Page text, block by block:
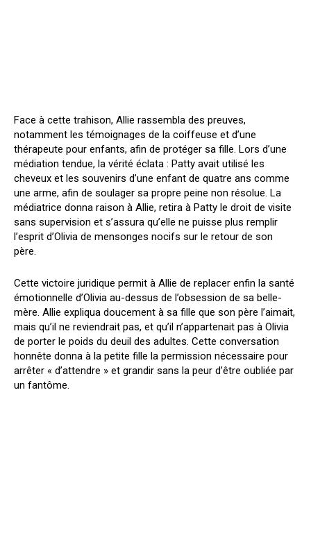
Face à cette trahison, Allie rassembla des preuves,
notamment les témoignages de la coiffeuse et d’une
thérapeute pour enfants, afin de protéger sa fille. Lors d’une
médiation tendue, la vérité éclata : Patty avait utilisé les
cheveux et les souvenirs d’une enfant de quatre ans comme
une arme, afin de soulager sa propre peine non résolue. La
médiatrice donna raison à Allie, retira à Patty le droit de visite
sans supervision et s’assura qu’elle ne puisse plus remplir
l’esprit d’Olivia de mensonges nocifs sur le retour de son
père.
Cette victoire juridique permit à Allie de replacer enfin la santé
émotionnelle d’Olivia au-dessus de l’obsession de sa belle-
mère. Allie expliqua doucement à sa fille que son père l’aimait,
mais qu’il ne reviendrait pas, et qu’il n’appartenait pas à Olivia
de porter le poids du deuil des adultes. Cette conversation
honnête donna à la petite fille la permission nécessaire pour
arrêter « d’attendre » et grandir sans la peur d’être oubliée par
un fantôme.